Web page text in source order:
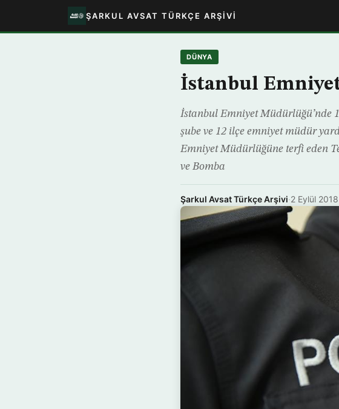
ŞARKUL AVSAT TÜRKÇE ARŞIVI
DÜNYA
İstanbul
İstanbul Emniyet Müdürlüğü’nde
şube ve 12 ilçe emniyet müdür
Emniyet Müdürlüğüne terfi eden
ve Bomba
Şarkul Avsat Türkçe Arşivi·2 Eylül 2018